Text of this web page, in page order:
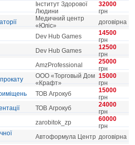
Інститут Здорової
Людини
32000
грн
Медичний центр
«Юліс»
договірна
Dev Hub Games
14500
грн
Dev Hub Games
12500
грн
AmzProfessional
25000
грн
ООО «Торговый Дом
«Крафт»
15000
грн
ТОВ Агрокуб
15000
грн
ТОВ Агрокуб
24000
грн
zarobitok_zp
60000
грн
Автоформула Центр договірна